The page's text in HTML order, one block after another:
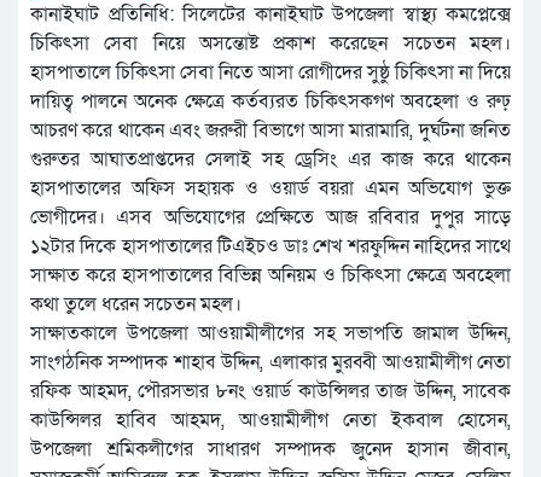
কানাইঘাট প্রতিনিধি: সিলেটের কানাইঘাট উপজেলা স্বাস্থ্য কমপ্লেক্সে
চিকিৎসা সেবা নিয়ে অসন্তোষ্ট প্রকাশ করেছেন সচেতন মহল।
হাসপাতালে চিকিৎসা সেবা নিতে আসা রোগীদের সুষ্ঠু চিকিৎসা না দিয়ে
দায়িত্ব পালনে অনেক ক্ষেত্রে কর্তব্যরত চিকিৎসকগণ অবহেলা ও রুঢ়
আচরণ করে থাকেন এবং জরুরী বিভাগে আসা মারামারি, দুর্ঘটনা জনিত
গুরুতর আঘাতপ্রাপ্তদের সেলাই সহ ড্রেসিং এর কাজ করে থাকেন
হাসপাতালের অফিস সহায়ক ও ওয়ার্ড বয়রা এমন অভিযোগ ভুক্ত
ভোগীদের। এসব অভিযোগের প্রেক্ষিতে আজ রবিবার দুপুর সাড়ে
১২টার দিকে হাসপাতালের টিএইচও ডাঃ শেখ শরফুদ্দিন নাহিদের সাথে
সাক্ষাত করে হাসপাতালের বিভিন্ন অনিয়ম ও চিকিৎসা ক্ষেত্রে অবহেলা
কথা তুলে ধরেন সচেতন মহল।
সাক্ষাতকালে উপজেলা আওয়ামীলীগের সহ সভাপতি জামাল উদ্দিন,
সাংগঠনিক সম্পাদক শাহাব উদ্দিন, এলাকার মুরব্বী আওয়ামীলীগ নেতা
রফিক আহমদ, পৌরসভার ৮নং ওয়ার্ড কাউন্সিলর তাজ উদ্দিন, সাবেক
কাউন্সিলর হাবিব আহমদ, আওয়ামীলীগ নেতা ইকবাল হোসেন,
উপজেলা শ্রমিকলীগের সাধারণ সম্পাদক জুনেদ হাসান জীবান,